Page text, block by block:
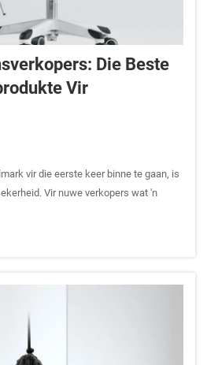
Die Beste
Vir
vir die eerste keer binne te gaan, is
Vir nuwe verkopers wat 'n
met konsekwente wêreldwye vraag
skuimstoelkus...